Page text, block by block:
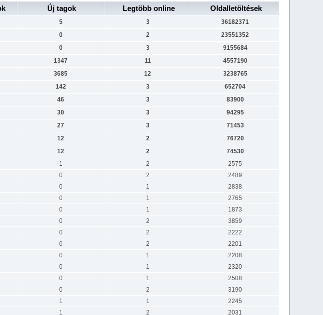
Új tagok Legtöbb online Oldalletöltések
5 3
36182371
0 2
23551352
0 3
9155684
1347 11
4557190
3685 12
3238765
142 3
652704
46 3
83900
30 3
94295
27 3
71453
12 2
76720
12 2
74530
1 2
2575
0 2
2489
0 1
2838
0 1
2765
0 1
1873
0 2
3859
0 2
2222
0 2
2201
0 1
2208
0 1
2320
0 1
2508
0 2
3190
1 1
2245
1 2
2031